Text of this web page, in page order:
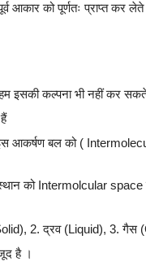
आकार को पूर्णतः प्राप्त कर
इसकी कल्पना भी नहीं कर
इस आकर्षण बल को (
को Intermolcular
2. द्रव (Liquid), 3. गैस
है ।